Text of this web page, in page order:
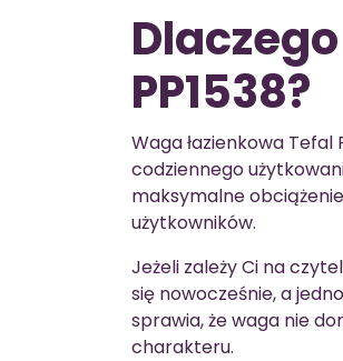
PP1538?
Waga łazienkowa
codziennego
maksymalne obciążenie
użytkowników.
Jeżeli zależy Ci na
się nowocześnie, a
sprawia, że waga nie
charakteru.